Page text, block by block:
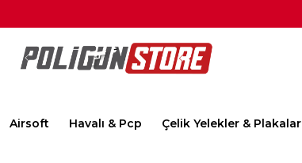
Airsoft Havalı & Pcp Çelik Yelekler & Plakalar